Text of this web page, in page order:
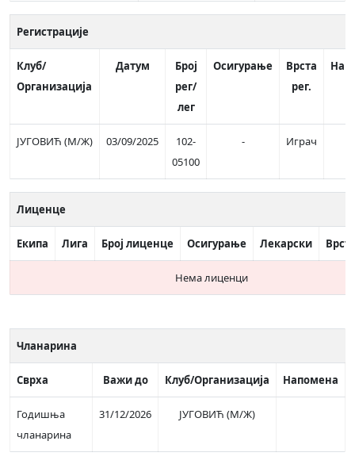
Регистрације
Клуб/
Организација
Датум
Број
рег/
лег
Осигурање
Врста
рег.
ЈУГОВИЋ (М/Ж) 03/09/2025
102-
05100
- Играч
Лиценце
Екипа Лига Број лиценце Осигурање Лекарски
Нема лиценци
Чланарина
Сврха Важи до Клуб/Организација Напомена
Годишња
чланарина
31/12/2026 ЈУГОВИЋ (М/Ж)